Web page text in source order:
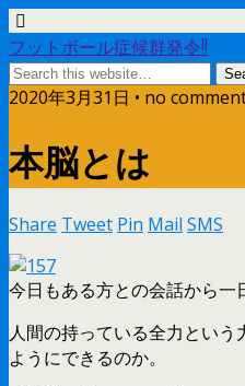
フットボール症候群発令!!
2020年3月31日 • no
本脳とは
Share Tweet Pin Mail SMS
今日もある方との会話から一
人間の持っている全力とい
ようにできるのか。